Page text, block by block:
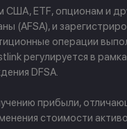
ETF, опционам и
и
операции
регулируется в
DFSA.
прибыли,
стоимости